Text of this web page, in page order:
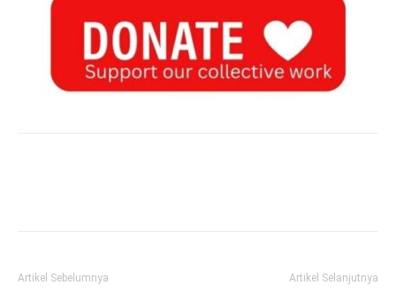
Artikel Sebelumnya Artikel Selanjutnya